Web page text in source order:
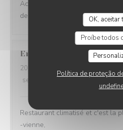
OK, aceitar
Proíbe todos
Política de proteção
Accueil et service toujours
des produits et soin dans la
Eric
2026-08-05
- 12:15 - guests 3
service
: menu
Restaurant climatisé et c'est la
-vienne,